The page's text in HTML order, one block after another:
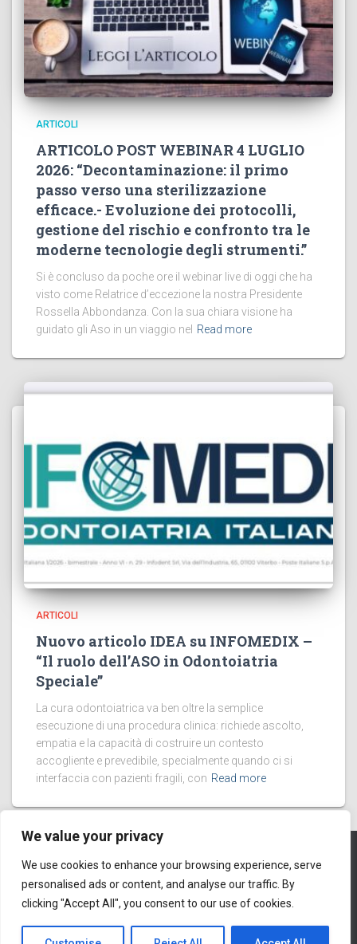
We value your privacy
We use cookies to enhance your browsing experience, serve
personalised ads or content, and analyse our traffic. By
clicking "Accept All", you consent to our use of cookies.
ARTICOLI
ARTICOLO POST WEBINAR 4 LUGLIO
2026: “Decontaminazione: il primo
passo verso una sterilizzazione
efficace.- Evoluzione dei protocolli,
gestione del rischio e confronto tra le
moderne tecnologie degli strumenti.”
Si è concluso da poche ore il webinar live di oggi che ha
visto come Relatrice d’eccezione la nostra Presidente
Rossella Abbondanza. Con la sua chiara visione ha
guidato gli Aso in un viaggio nel Read more
ARTICOLI
Nuovo articolo IDEA su INFOMEDIX –
“Il ruolo dell’ASO in Odontoiatria
Speciale”
La cura odontoiatrica va ben oltre la semplice
esecuzione di una procedura clinica: richiede ascolto,
empatia e la capacità di costruire un contesto
accogliente e prevedibile, specialmente quando ci si
interfaccia con pazienti fragili, con Read more
PRIVACY POLICY COOKIES
© 2016
Hestia | Developed by ThemeIsle